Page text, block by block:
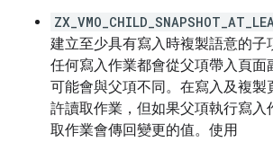
建立至少具有寫入時複製語意的子
任何寫入作業都會從父項帶入頁面
可能會與父項不同。在寫入及複製
許讀取作業，但如果父項執行寫入
取作業會傳回變更的值。使用